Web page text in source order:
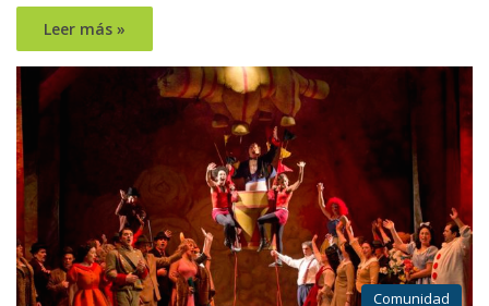
Leer más »
Comunidad